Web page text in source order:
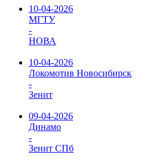
10-04-2026
МГТУ
-
НОВА
10-04-2026
Локомотив Новосибирск
-
Зенит
09-04-2026
Динамо
-
Зенит СПб